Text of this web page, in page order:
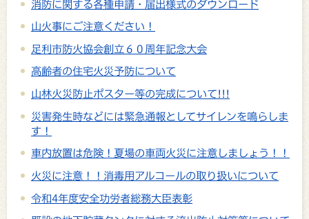
消防に関する各種申請・届出様式のダウンロード
山火事にご注意ください！
足利市防火協会創立６０周年記念大会
高齢者の住宅火災予防について
山林火災防止ポスター等の完成について!!!
災害発生時などには緊急通報としてサイレンを鳴らしま
す！
車内放置は危険！夏場の車両火災に注意しましょう！！
火災に注意！！消毒用アルコールの取り扱いについて
令和4年度安全功労者総務大臣表彰